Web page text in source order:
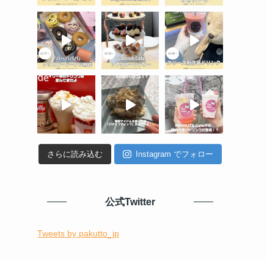
さらに読み込む Instagram でフォロー
公式Twitter
Tweets by pakutto_jp